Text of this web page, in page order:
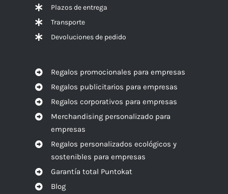
Plazos de entrega
Transporte
Devoluciones de pedido
Regalos promocionales para empresas
Regalos publicitarios para empresas
Regalos corporativos para empresas
Merchandising personalizado para
empresas
Regalos personalizados ecológicos y
sostenibles para empresas
Garantía total Puntokat
Blog